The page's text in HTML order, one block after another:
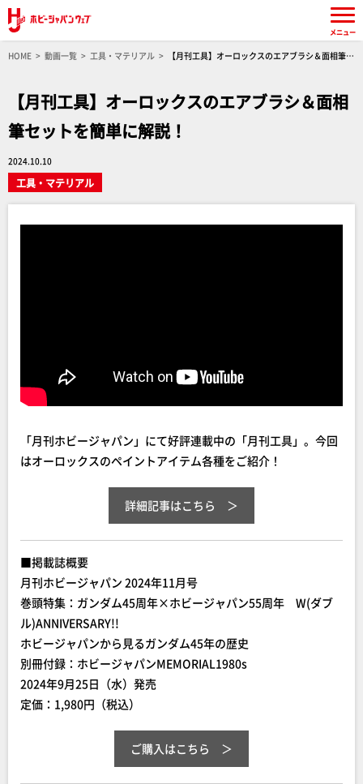
HOME 動画一覧 工具・マテリアル
【月刊工具】オーロックスのエアブラシ＆面相筆セ
【月刊工具】オーロックスのエアブラシ＆面相
筆セットを簡単に解説！
2024.10.10
工具・マテリアル
「月刊ホビージャパン」にて好評連載中の「月刊工具」。今回
はオーロックスのペイントアイテム各種をご紹介！
詳細記事はこちら
■掲載誌概要
月刊ホビージャパン 2024年11月号
巻頭特集： ガンダム45周年×ホビージャパン55周年 W(ダブ
ル)ANNIVERSARY!!
ホビージャパンから見るガンダム45年の歴史
別冊付録：ホビージャパンMEMORIAL1980s
2024年9月25日（水）発売
定価：1,980円（税込）
ご購入はこちら
メニュー